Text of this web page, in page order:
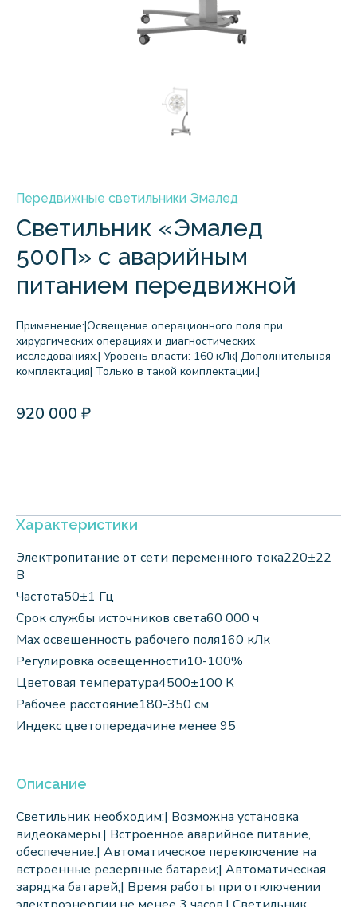
Передвижные светильники Эмалед
Светильник «Эмалед
500П» с аварийным
питанием передвижной
Применение:|Освещение операционного поля при
хирургических операциях и диагностических
исследованиях.| Уровень власти: 160 кЛк| Дополнительная
комплектация| Только в такой комплектации.|
920 000 ₽
Характеристики
Электропитание от сети переменного тока220±22
В
Частота50±1 Гц
Срок службы источников света60 000 ч
Max освещенность рабочего поля160 кЛк
Регулировка освещенности10-100%
Цветовая температура4500±100 К
Рабочее расстояние180-350 см
Индекс цветопередачине менее 95
Описание
Светильник необходим:| Возможна установка
видеокамеры.| Встроенное аварийное питание,
обеспечение:| Автоматическое переключение на
встроенные резервные батареи;| Автоматическая
зарядка батарей;| Время работы при отключении